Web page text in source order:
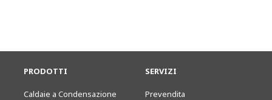
PRODOTTI
Caldaie a Condensazione
SERVIZI
Prevendita